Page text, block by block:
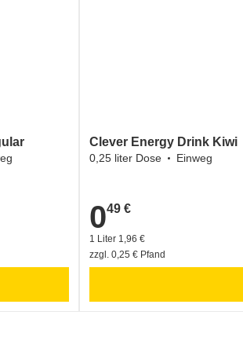
Clever Energy Drink Kiwi
0,25 liter Dose Einweg
0,49 €
049 €
1 Liter 1,96 €
zzgl. 0,25 € Pfand